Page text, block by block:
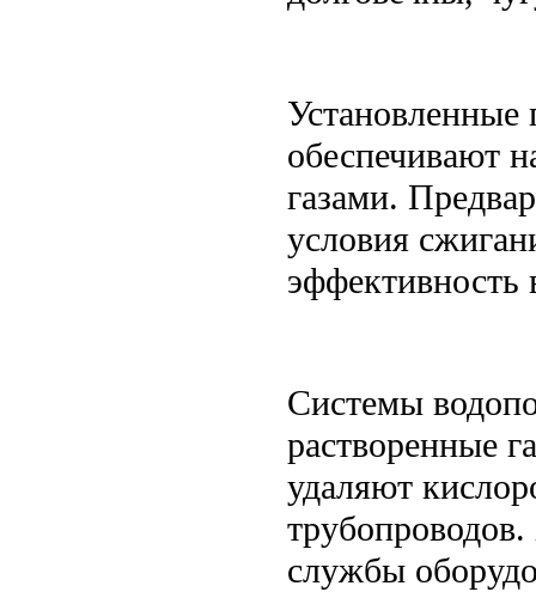
Установленные
обеспечивают
газами.
условия
эффективность
Системы
растворенные
удаляют
службы